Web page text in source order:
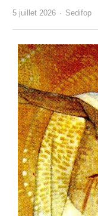
5 juillet 2026 Author
Sedifop